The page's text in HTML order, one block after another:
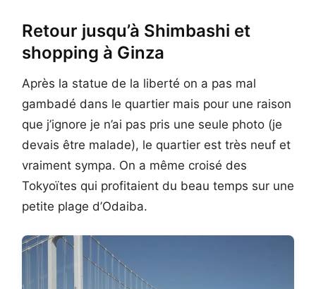
Retour jusqu’à Shimbashi et
shopping à Ginza
Après la statue de la liberté on a pas mal
gambadé dans le quartier mais pour une raison
que j’ignore je n’ai pas pris une seule photo (je
devais être malade), le quartier est très neuf et
vraiment sympa. On a même croisé des
Tokyoïtes qui profitaient du beau temps sur une
petite plage d’Odaiba.